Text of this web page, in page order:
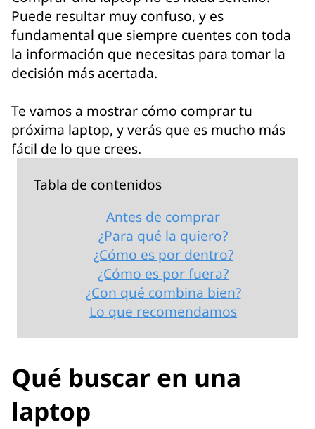
Puede resultar muy confuso, y es
fundamental que siempre cuentes con toda
la información que necesitas para tomar la
decisión más acertada.
Te vamos a mostrar cómo comprar tu
próxima laptop, y verás que es mucho más
fácil de lo que crees.
Tabla de contenidos
Antes de comprar
¿Para qué la quiero?
¿Cómo es por dentro?
¿Cómo es por fuera?
¿Con qué combina bien?
Lo que recomendamos
Qué buscar en una
laptop